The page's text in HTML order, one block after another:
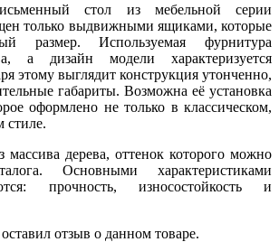
стол из мебельной серии
только выдвижными ящиками, которые
размер. Используемая фурнитура
а дизайн модели характеризуется
этому выглядит конструкция утонченно,
габариты. Возможна её установка
оформлено не только в классическом,
стиле.
массива дерева, оттенок которого можно
Основными характеристиками
прочность, износостойкость и
отзыв о данном товаре.